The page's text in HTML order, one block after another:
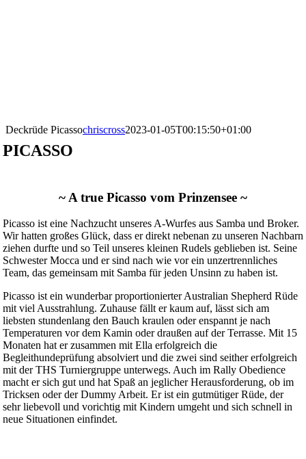
Deckrüde Picassochriscross2023-01-05T00:15:50+01:00
PICASSO
~ A true Picasso vom Prinzensee ~
Picasso ist eine Nachzucht unseres A-Wurfes aus Samba und Broker.
Wir hatten großes Glück, dass er direkt nebenan zu unseren Nachbarn
ziehen durfte und so Teil unseres kleinen Rudels geblieben ist. Seine
Schwester Mocca und er sind nach wie vor ein unzertrennliches
Team, das gemeinsam mit Samba für jeden Unsinn zu haben ist.
Picasso ist ein wunderbar proportionierter Australian Shepherd Rüde
mit viel Ausstrahlung. Zuhause fällt er kaum auf, lässt sich am
liebsten stundenlang den Bauch kraulen oder enspannt je nach
Temperaturen vor dem Kamin oder draußen auf der Terrasse. Mit 15
Monaten hat er zusammen mit Ella erfolgreich die
Begleithundeprüfung absolviert und die zwei sind seither erfolgreich
mit der THS Turniergruppe unterwegs. Auch im Rally Obedience
macht er sich gut und hat Spaß an jeglicher Herausforderung, ob im
Tricksen oder der Dummy Arbeit. Er ist ein gutmütiger Rüde, der
sehr liebevoll und vorichtig mit Kindern umgeht und sich schnell in
neue Situationen einfindet.